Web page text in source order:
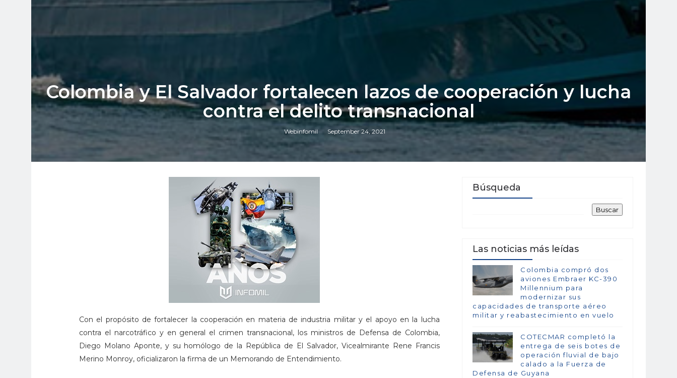
Colombia y El Salvador fortalecen lazos de cooperación y lucha
contra el delito transnacional
Webinfomil September 24, 2021
Con el propósito de fortalecer la cooperación en materia de industria militar y el apoyo en la lucha
contra el narcotráfico y en general el crimen transnacional, los ministros de Defensa de Colombia,
Diego Molano Aponte, y su homólogo de la República de El Salvador, Vicealmirante Rene Francis
Merino Monroy, oficializaron la firma de un Memorando de Entendimiento.
Búsqueda
Las noticias más leídas
Colombia compró dos
aviones Embraer KC-390
Millennium para
modernizar sus
capacidades de transporte aéreo
militar y reabastecimiento en vuelo
COTECMAR completó la
entrega de seis botes de
operación fluvial de bajo
calado a la Fuerza de
Defensa de Guyana